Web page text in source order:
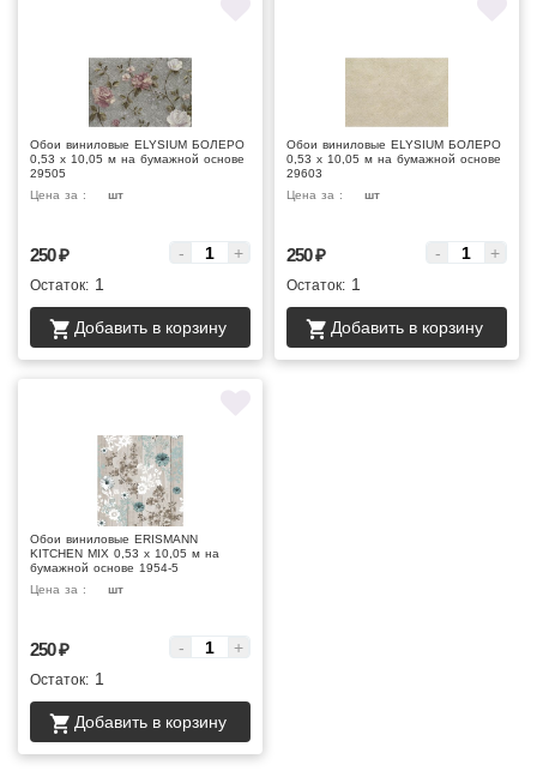
Обои виниловые ELYSIUM БОЛЕРО
0,53 х 10,05 м на бумажной основе
29505
Цена за :
шт
250₽ - +
Остаток: 1
Добавить в корзину
Обои виниловые ELYSIUM БОЛЕРО
0,53 х 10,05 м на бумажной основе
29603
Цена за :
шт
250₽ - +
Остаток: 1
Добавить в корзину
Обои виниловые ERISMANN
KITCHEN MIX 0,53 х 10,05 м на
бумажной основе 1954-5
Цена за :
шт
250₽ - +
Остаток: 1
Добавить в корзину